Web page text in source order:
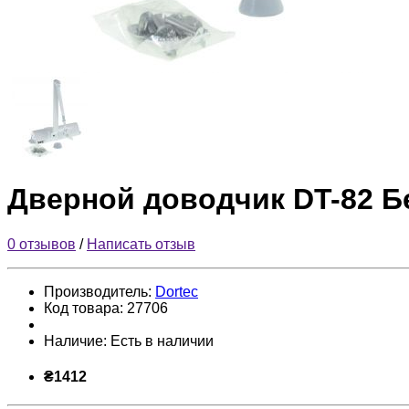
Дверной доводчик DT-82
0 отзывов / Написать отзыв
Производитель: Dortec
Код товара: 27706
Наличие: Есть в наличии
₴1412